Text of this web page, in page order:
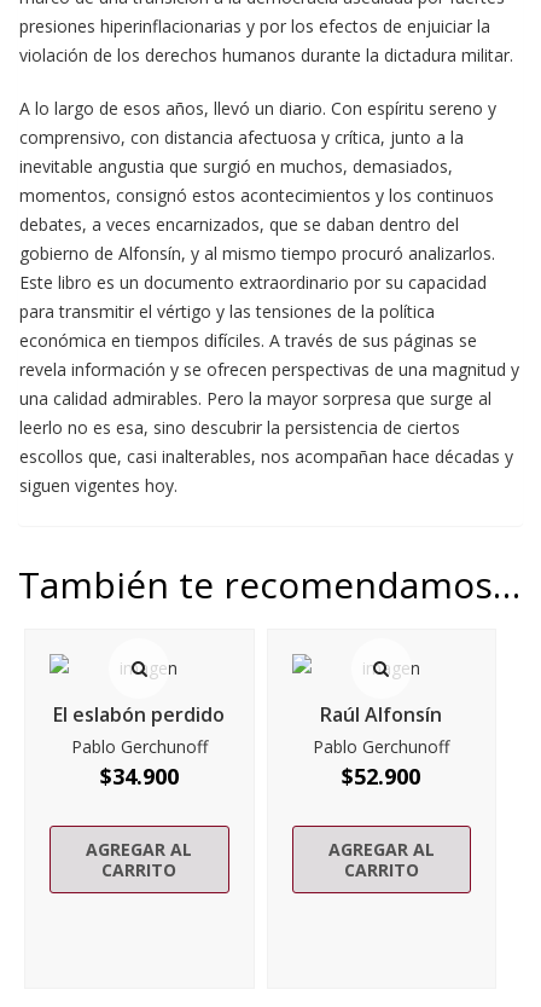
presiones hiperinflacionarias y por los efectos de enjuiciar la
violación de los derechos humanos durante la dictadura militar.
A lo largo de esos años, llevó un diario. Con espíritu sereno y
comprensivo, con distancia afectuosa y crítica, junto a la
inevitable angustia que surgió en muchos, demasiados,
momentos, consignó estos acontecimientos y los continuos
debates, a veces encarnizados, que se daban dentro del
gobierno de Alfonsín, y al mismo tiempo procuró analizarlos.
Este libro es un documento extraordinario por su capacidad
para transmitir el vértigo y las tensiones de la política
económica en tiempos difíciles. A través de sus páginas se
revela información y se ofrecen perspectivas de una magnitud y
una calidad admirables. Pero la mayor sorpresa que surge al
leerlo no es esa, sino descubrir la persistencia de ciertos
escollos que, casi inalterables, nos acompañan hace décadas y
siguen vigentes hoy.
También te recomendamos…
El eslabón perdido
Pablo Gerchunoff
$34.900
AGREGAR AL
CARRITO
Raúl Alfonsín
Pablo Gerchunoff
$52.900
AGREGAR AL
CARRITO